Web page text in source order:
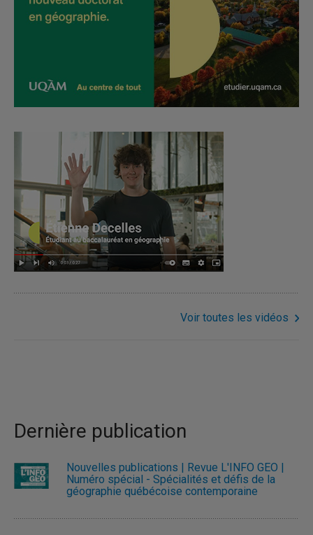
Voir toutes les vidéos
Dernière publication
Nouvelles publications | Revue L'INFO GÉO |
Numéro spécial - Spécialités et défis de la
géographie québécoise contemporaine